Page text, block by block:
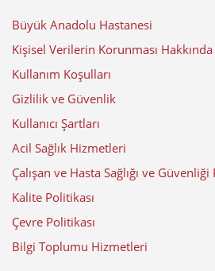
Büyük Anadolu Hastanesi
Kişisel Verilerin Korunması
Kullanım Koşulları
Gizlilik ve Güvenlik
Kullanıcı Şartları
Acil Sağlık Hizmetleri
Çalışan ve Hasta Sağlığı ve Güvenliği
Kalite Politikası
Çevre Politikası
Bilgi Toplumu Hizmetleri